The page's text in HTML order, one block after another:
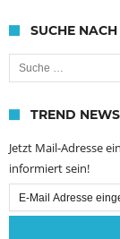
SUCHE
Suche nach:
TREND
Jetzt Mail-Adresse
informiert sein!
Email
Subscription